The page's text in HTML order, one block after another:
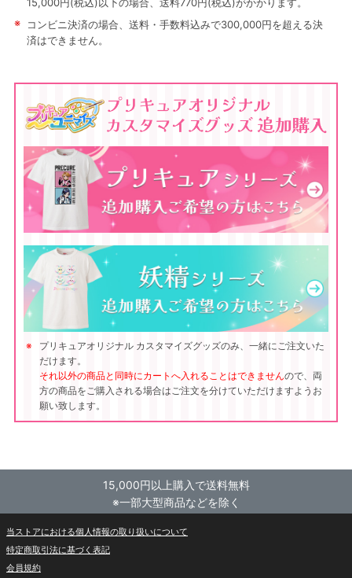
※
コンビニ決済の場合、送料・手数料込みで300,000円を超える決
済はできません。
プリキュアオリジナル カスタマイズグッズのみ、一緒にご注文いた
だけます。
それ以外の商品と同時にカートへ入れることはできませんので、両
方の商品をご購入される場合はご注文を分けていただけますようお
願い致します。
15,000円以上購入で送料無料
※一部大型商品などを除く
当ストアにおける個人情報の取り扱いについて
特定商取引法に基づく表記
会員規約